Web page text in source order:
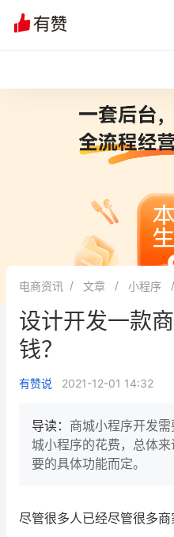
面对面聊增长
新零售大会
增长产品指南
产品更新动态
文章 问诊
电商资讯 文章 小程序
设计开发一款
钱？
有赞说 2021-12-01 14:32
导读： 商城小程序开发
城小程序的花费，总体
要的具体功能而定。
尽管很多人已经尽管很多